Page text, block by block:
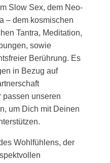
Slow Sex, dem Neo-
– dem kosmischen
Tantra, Meditation,
sowie
Berührung. Es
in Bezug auf
passen unseren
um Dich mit Deinen
Wohlfühlens, der